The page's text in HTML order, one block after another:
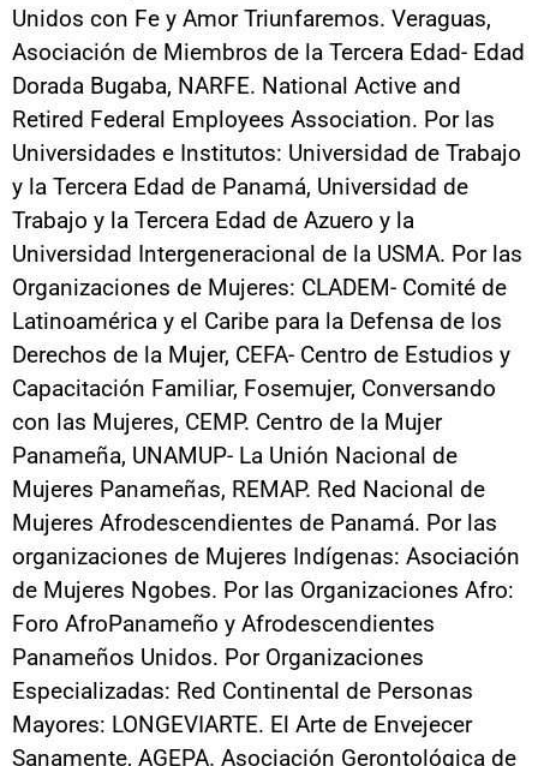
Unidos con Fe y Amor Triunfaremos. Veraguas,
Asociación de Miembros de la Tercera Edad- Edad
Dorada Bugaba, NARFE. National Active and
Retired Federal Employees Association. Por las
Universidades e Institutos: Universidad de Trabajo
y la Tercera Edad de Panamá, Universidad de
Trabajo y la Tercera Edad de Azuero y la
Universidad Intergeneracional de la USMA. Por las
Organizaciones de Mujeres: CLADEM- Comité de
Latinoamérica y el Caribe para la Defensa de los
Derechos de la Mujer, CEFA- Centro de Estudios y
Capacitación Familiar, Fosemujer, Conversando
con las Mujeres, CEMP. Centro de la Mujer
Panameña, UNAMUP- La Unión Nacional de
Mujeres Panameñas, REMAP. Red Nacional de
Mujeres Afrodescendientes de Panamá. Por las
organizaciones de Mujeres Indígenas: Asociación
de Mujeres Ngobes. Por las Organizaciones Afro:
Foro AfroPanameño y Afrodescendientes
Panameños Unidos. Por Organizaciones
Especializadas: Red Continental de Personas
Mayores: LONGEVIARTE. El Arte de Envejecer
Sanamente, AGEPA. Asociación Gerontológica de